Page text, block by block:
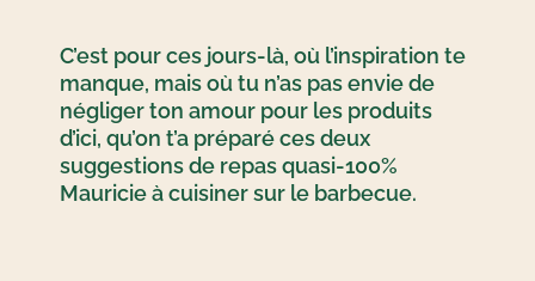
C’est pour ces jours-là, où l’inspiration te
manque, mais où tu n’as pas envie de
négliger ton amour pour les produits
d’ici, qu’on t’a préparé ces deux
suggestions de repas quasi-100%
Mauricie à cuisiner sur le barbecue.